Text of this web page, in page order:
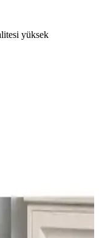
yüksek
Tercihleri: